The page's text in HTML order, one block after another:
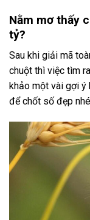
Nằm mơ thấy
tỷ?
Sau khi giải mã
chuột thì việc tìm
khảo một vài gợi ý
để chốt số đẹp